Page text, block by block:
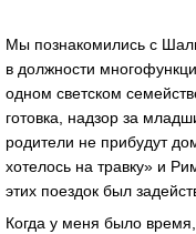
Мы познакомились с
в должности
одном светском
готовка, надзор за
родители не прибудут
хотелось на травку» и
этих поездок был
Когда у меня было